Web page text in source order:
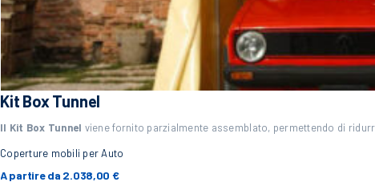
Kit Box Tunnel
Il Kit Box Tunnel viene fornito parzialmente assemblato, permettendo di
Coperture mobili per Auto
A partire da 2.038,00 €